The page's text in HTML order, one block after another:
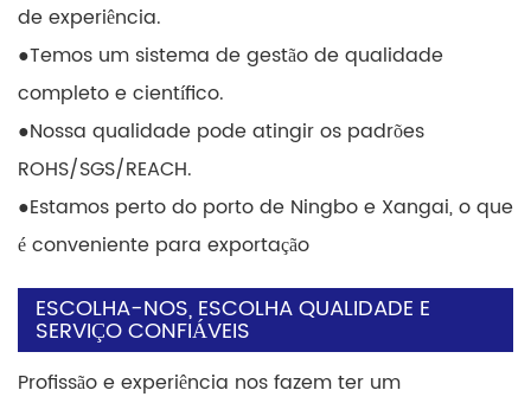
de experiência.
●Temos um sistema de gestão de qualidade
completo e científico.
●Nossa qualidade pode atingir os padrões
ROHS/SGS/REACH.
●Estamos perto do porto de Ningbo e Xangai, o que
é conveniente para exportação
ESCOLHA-NOS, ESCOLHA QUALIDADE E
SERVIÇO CONFIÁVEIS
Profissão e experiência nos fazem ter um